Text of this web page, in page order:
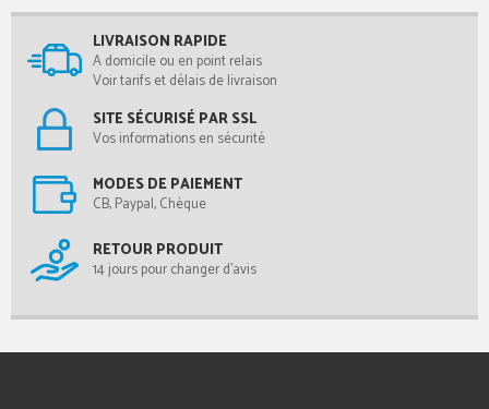
LIVRAISON RAPIDE
A domicile ou en point relais
Voir tarifs et délais de livraison
SITE SÉCURISÉ PAR SSL
Vos informations en sécurité
MODES DE PAIEMENT
CB, Paypal, Chèque
RETOUR PRODUIT
14 jours pour changer d'avis